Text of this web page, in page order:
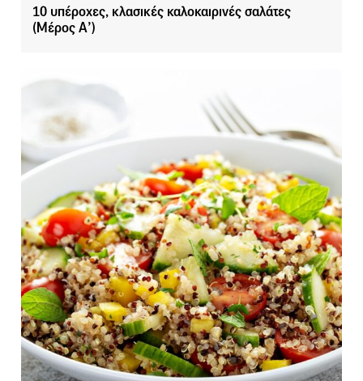
10 υπέροχες, κλασικές καλοκαιρινές σαλάτες
(Μέρος Α’)